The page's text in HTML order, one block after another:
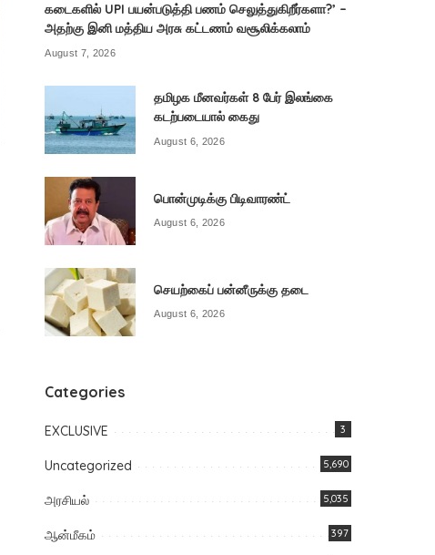
கடைகளில் UPI பயன்படுத்தி பணம் செலுத்துகிறீர்களா?’ –
அதற்கு இனி மத்திய அரசு கட்டணம் வசூலிக்கலாம்
August 7, 2026
தமிழக மீனவர்கள் 8 பேர் இலங்கை
கடற்படையால் கைது
August 6, 2026
பொன்முடிக்கு பிடிவாரண்ட்
August 6, 2026
செயற்கைப் பன்னீருக்கு தடை
August 6, 2026
Categories
EXCLUSIVE 3
Uncategorized 5,690
அரசியல் 5,035
ஆன்மீகம் 397